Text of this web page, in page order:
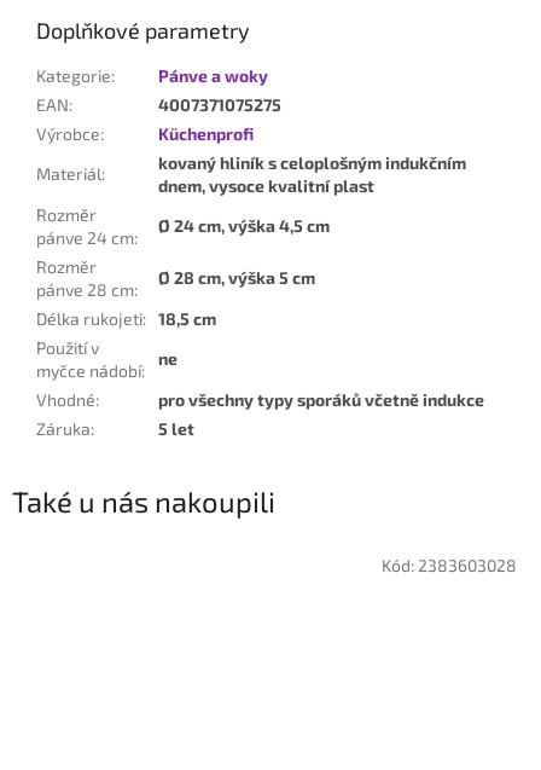
Doplňkové parametry
Kategorie:
Pánve a woky
EAN:
4007371075275
Výrobce:
Küchenprofi
Materiál:
kovaný hliník s celoplošným indukčním
dnem, vysoce kvalitní plast
Rozměr
pánve 24 cm:
Ø 24 cm, výška 4,5 cm
Rozměr
pánve 28 cm:
Ø 28 cm, výška 5 cm
Délka rukojeti: 18,5 cm
Použití v
myčce nádobí:
ne
Vhodné:
pro všechny typy sporáků včetně indukce
Záruka: 5 let
Také u nás nakoupili
Kód: 2383603028